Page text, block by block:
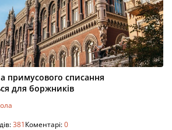
примусового списання
для боржників
381Коментарі:0